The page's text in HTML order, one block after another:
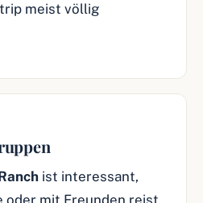
meist völlig
ist interessant,
oder mit Freunden reist.